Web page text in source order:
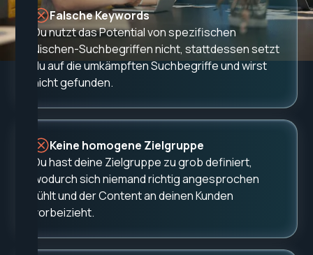
Falsche Keywords
Du nutzt das Potential von spezifischen
Nischen-Suchbegriffen nicht, stattdessen setzt
du auf die umkämpften Suchbegriffe und wirst
nicht gefunden.
Keine homogene Zielgruppe
Du hast deine Zielgruppe zu grob definiert,
wodurch sich niemand richtig angesprochen
fühlt und der Content an deinen Kunden
vorbeizieht.